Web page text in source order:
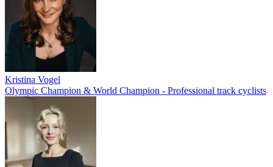
Kristina Vogel
Olympic Champion & World Champion - Professional track cyclists